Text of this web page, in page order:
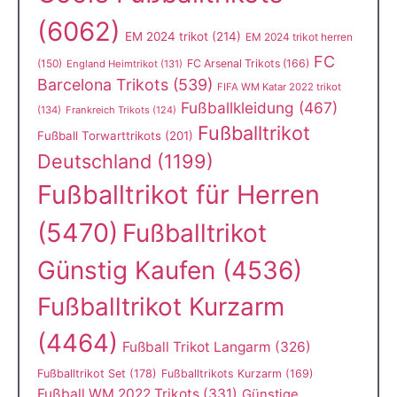
(6062) EM 2024 trikot (214) EM 2024 trikot herren
(150) England Heimtrikot (131) FC Arsenal Trikots (166) FC
Barcelona Trikots (539) FIFA WM Katar 2022 trikot
(134) Frankreich Trikots (124) Fußballkleidung (467)
Fußball Torwarttrikots (201) Fußballtrikot
Deutschland (1199)
Fußballtrikot für Herren
(5470) Fußballtrikot
Günstig Kaufen (4536)
Fußballtrikot Kurzarm
(4464) Fußball Trikot Langarm (326)
Fußballtrikot Set (178) Fußballtrikots Kurzarm (169)